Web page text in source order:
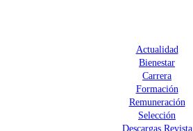
Actualidad
Bienestar
Carrera
Formación
Remuneración
Selección
Descargas Revista